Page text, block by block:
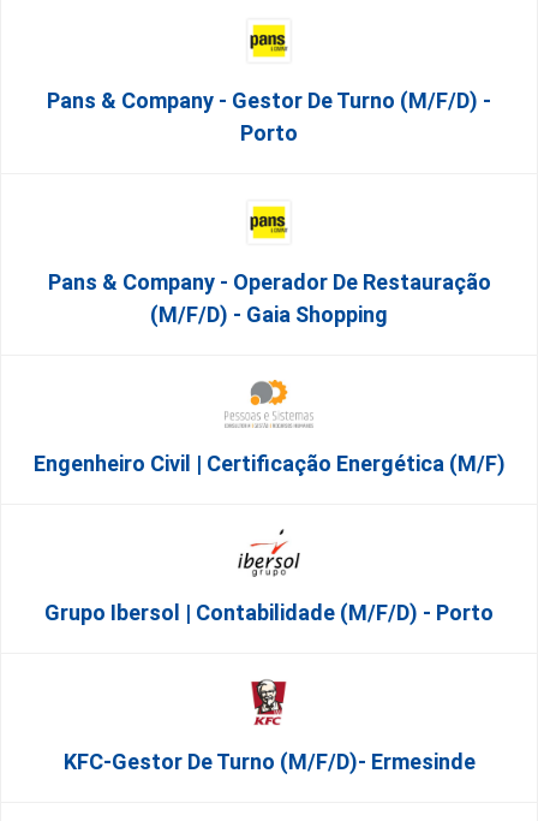
Pans & Company - Gestor De Turno (m/f/d) -
Porto
Pans & Company - Operador De Restauração
(m/f/d) - Gaia Shopping
Engenheiro Civil | Certificação Energética (m/f)
Grupo Ibersol | Contabilidade (m/f/d) - Porto
KFC-Gestor De Turno (m/f/d)- Ermesinde